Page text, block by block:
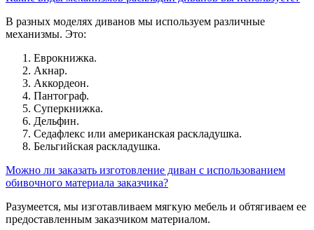
В разных моделях диванов мы используем различные
механизмы. Это:
Еврокнижка.
Акнар.
Аккордеон.
Пантограф.
Суперкнижка.
Дельфин.
Седафлекс или американская раскладушка.
Бельгийская раскладушка.
Можно ли заказать изготовление диван с использованием
обивочного материала заказчика?
Разумеется, мы изготавливаем мягкую мебель и обтягиваем ее
предоставленным заказчиком материалом.